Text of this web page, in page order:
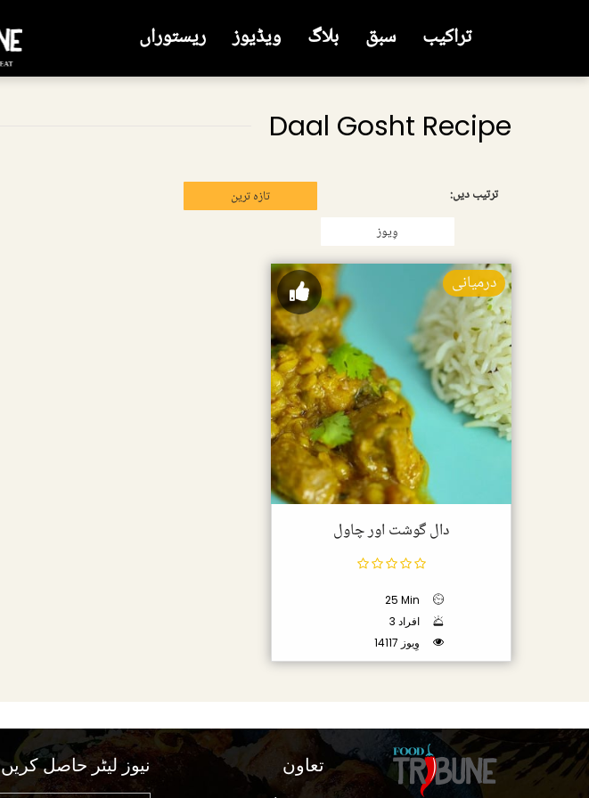
تراکیب سبق بلاگ ویڈیوز ریستوراں
Daal Gosht Recipe
ترتیب دیں:
تازہ ترین
وِیوز
درمیانی
دال گوشت اور چاول
25 Min
3 افراد
14117 وِیوز
تعاون نیوز لیٹر حاصل کریں